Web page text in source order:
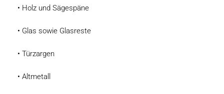
• Holz und Sägespäne
• Glas sowie Glasreste
• Türzargen
• Altmetall